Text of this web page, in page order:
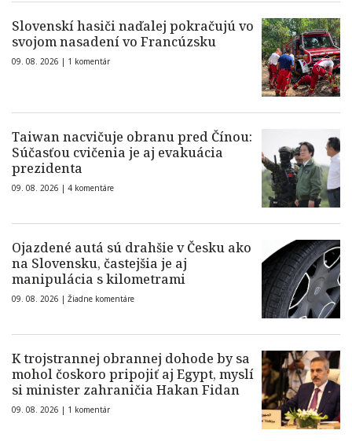
Slovenskí hasiči naďalej pokračujú vo
svojom nasadení vo Francúzsku
09. 08. 2026 | 1 komentár
Taiwan nacvičuje obranu pred Čínou:
Súčasťou cvičenia je aj evakuácia
prezidenta
09. 08. 2026 | 4 komentáre
Ojazdené autá sú drahšie v Česku ako
na Slovensku, častejšia je aj
manipulácia s kilometrami
09. 08. 2026 | Žiadne komentáre
K trojstrannej obrannej dohode by sa
mohol čoskoro pripojiť aj Egypt, myslí
si minister zahraničia Hakan Fidan
09. 08. 2026 | 1 komentár